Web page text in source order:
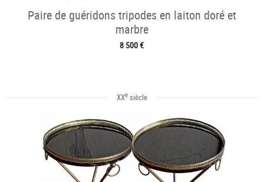
Paire de guéridons tripodes en laiton doré et
marbre
8 500 €
XXesiècle